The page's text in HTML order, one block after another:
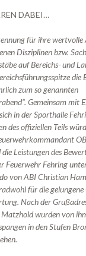
DABEI…
für ihre wertvolle
Disziplinen bzw.
auf Bereichs- und
die
zum so genannten
Gemeinsam mit
in der Sporthalle
des offiziellen Teils
Leistungen des
Feuerwehr Fehring
von ABI Christian
für die
Nach der
Matzhold wurden von
in den Stufen